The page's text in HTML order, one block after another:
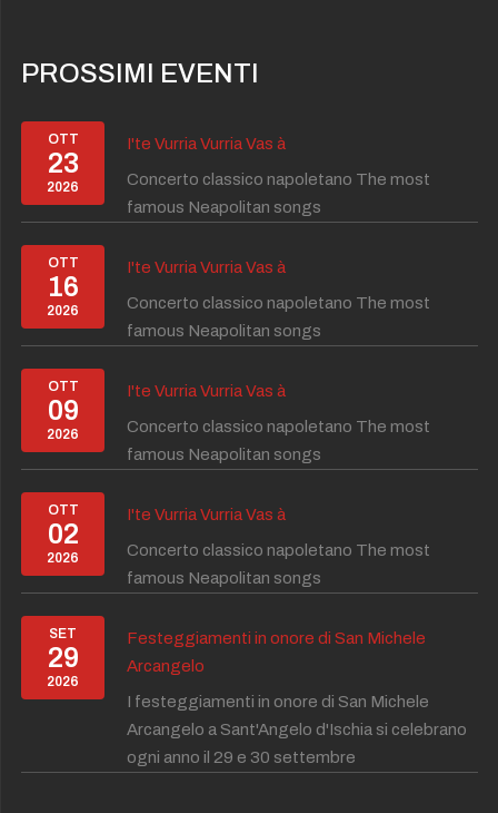
PROSSIMI EVENTI
OTT
23
2026
I'te Vurria Vurria Vas à
Concerto classico napoletano The most
famous Neapolitan songs
OTT
16
2026
I'te Vurria Vurria Vas à
Concerto classico napoletano The most
famous Neapolitan songs
OTT
09
2026
I'te Vurria Vurria Vas à
Concerto classico napoletano The most
famous Neapolitan songs
OTT
02
2026
I'te Vurria Vurria Vas à
Concerto classico napoletano The most
famous Neapolitan songs
SET
29
2026
Festeggiamenti in onore di San Michele
Arcangelo
I festeggiamenti in onore di San Michele
Arcangelo a Sant'Angelo d'Ischia si celebrano
ogni anno il 29 e 30 settembre